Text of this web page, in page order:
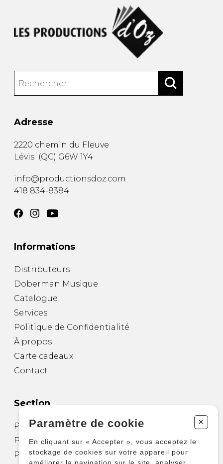
Adresse
2220 chemin du Fleuve
Lévis (QC) G6W 1Y4
info@productionsdoz.com
418 834-8384
Informations
Distributeurs
Doberman Musique
Catalogue
Services
Politique de Confidentialité
À propos
Carte cadeaux
Contact
Section
Partitions pour guitare
Partitions pour autres instruments
Partitions pour ensembles
Paramètre de cookie +
En cliquant sur « Accepter », vous acceptez le
stockage de cookies sur votre appareil pour